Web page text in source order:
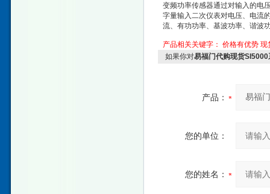
变频功率传感器通过对输入的电
字量输入二次仪表对电压、电流
流、有功功率、基波功率、谐波
产品相关关键字： 价格有优势 现
如果你对易福门代购现货
产品：
您的单位：
您的姓名：